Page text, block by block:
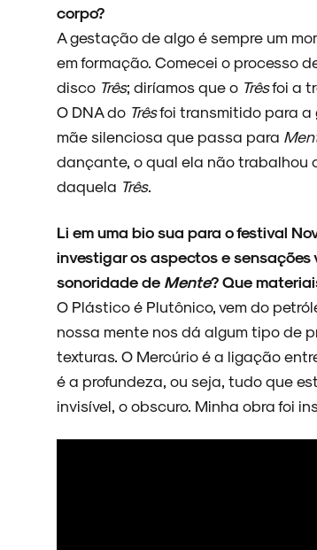
corpo?
A gestação de algo é sempre um
em formação. Comecei o processo
disco Três; diríamos que o Trêsfoi a
O DNA do Trêsfoi transmitido para a
mãe silenciosa que passa para
dançante, o qual ela não trabalhou
daquela Três.
Li em uma bio sua para o festival
investigar os aspectos e
sonoridade de Mente? Que
O Plástico é Plutônico, vem do
nossa mente nos dá algum tipo de
texturas. O Mercúrio é a ligação
é a profundeza, ou seja, tudo que
invisível, o obscuro. Minha obra foi